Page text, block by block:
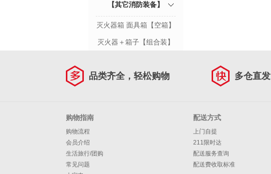
【其它消防装备】
灭火器箱 面具箱【空箱】
灭火器＋箱子【组合装】
品类齐全，轻松购物 多仓直
购物指南
购物流程
会员介绍
生活旅行/团购
常见问题
配送方式
上门自提
211限时达
配送服务查询
配送费收取标准